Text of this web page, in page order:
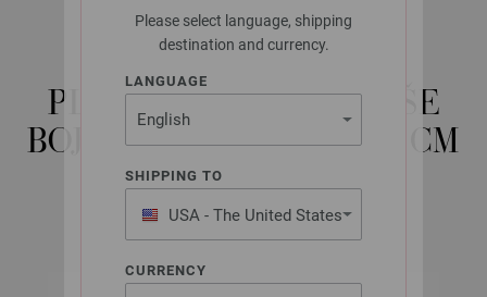
Please select language, shipping
destination and currency.
LANGUAGE
SHIPPING TO
USA - The United States
of America
CURRENCY
LANA GROSSA
KRUŽNA IGLA ZA
PLETENJE-DRVO U VIŠE
BOJA VELIČINE 3,0/60 CM